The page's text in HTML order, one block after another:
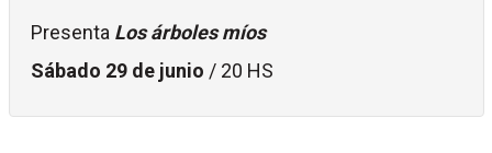
Presenta Los árboles míos
Sábado 29 de junio / 20 HS